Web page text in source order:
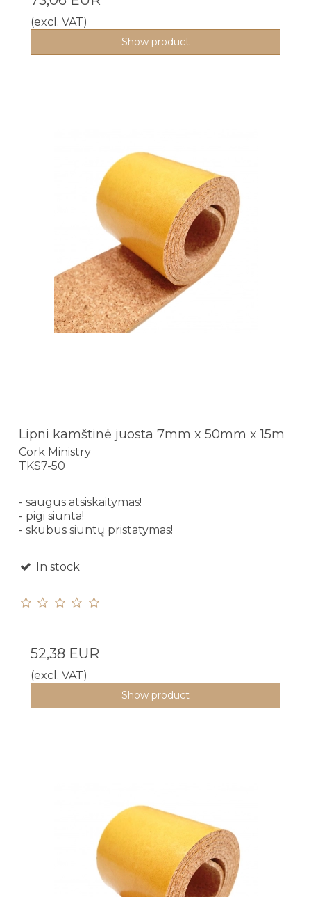
(excl. VAT)
Show product
Lipni kamštinė juosta 7mm x 50mm x 15m
Cork Ministry
TKS7-50
- saugus atsiskaitymas!
- pigi siunta!
- skubus siuntų pristatymas!
In stock
52,38 EUR
(excl. VAT)
Show product